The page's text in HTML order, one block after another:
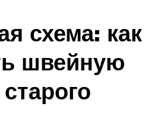
схема: как
швейную